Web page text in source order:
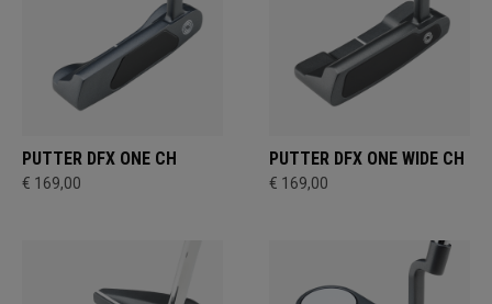
PUTTER DFX ONE CH
€ 169,00
PUTTER DFX ONE WIDE CH
€ 169,00